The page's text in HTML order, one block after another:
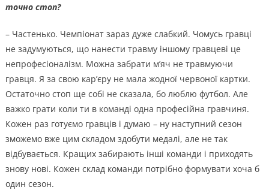
точно стоп?
– Частенько. Чемпіонат зараз дуже слабкий. Чомусь гравці
не задумуються, що нанести травму іншому гравцеві це
непрофесіоналізм. Можна забрати м’яч не травмуючи
гравця. Я за свою кар’єру не мала жодної червоної картки.
Остаточно стоп ще собі не сказала, бо люблю футбол. Але
важко грати коли ти в команді одна професійна гравчиня.
Кожен раз готуємо гравців і думаю – ну наступний сезон
зможемо вже цим складом здобути медалі, але не так
відбувається. Кращих забирають інші команди і приходять
знову нові. Кожен склад команди потрібно формувати хоча б
один сезон.